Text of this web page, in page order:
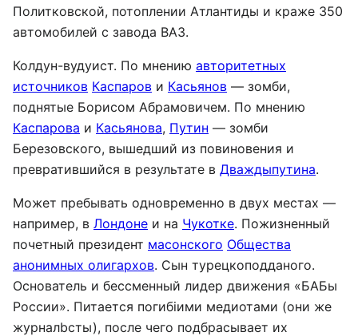
Политковской, потоплении Атлантиды и краже 350
автомобилей с завода ВАЗ.
Колдун-вудуист. По мнению авторитетных
источников Каспаров и Касьянов — зомби,
поднятые Борисом Абрамовичем. По мнению
Каспарова и Касьянова, Путин — зомби
Березовского, вышедший из повиновения и
превратившийся в результате в Дваждыпутина.
Может пребывать одновременно в двух местах —
например, в Лондоне и на Чукотке. Пожизненный
почетный президент масонского Общества
анонимных олигархов. Сын турецкоподданого.
Основатель и бессменный лидер движения «БАБы
России». Питается погибiими медиотами (они же
журналbсты), после чего подбрасывает их